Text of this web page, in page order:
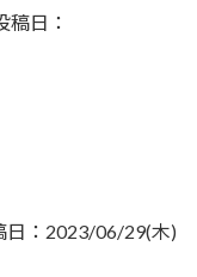
稿日：
日：2023/06/29(木)